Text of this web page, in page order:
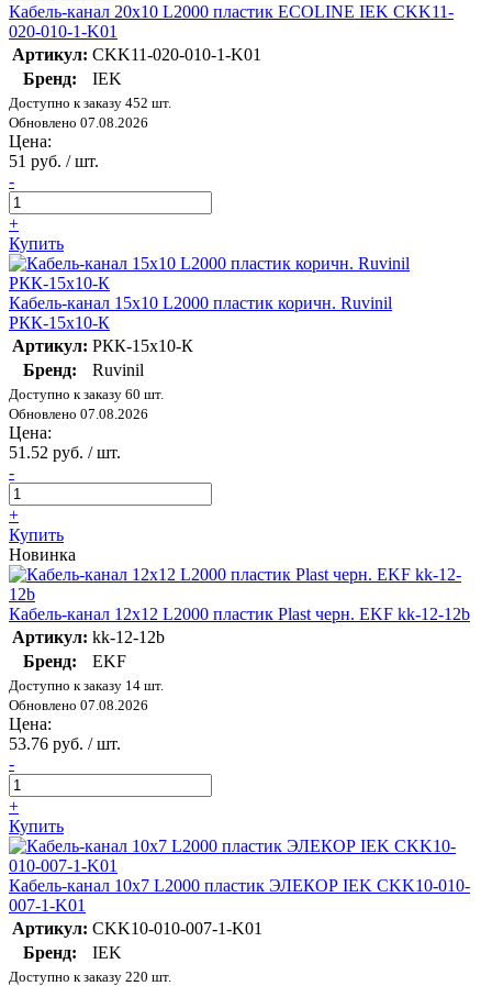
Кабель-канал 20х10 L2000 пластик ECOLINE IEK CKK11-
020-010-1-K01
Артикул: CKK11-020-010-1-K01
Бренд:
IEK
Доступно к заказу 452 шт.
Обновлено 07.08.2026
Цена:
51 руб. / шт.
-
+
Купить
Кабель-канал 15х10 L2000 пластик коричн. Ruvinil
РКК-15х10-К
Артикул: РКК-15х10-К
Бренд:
Ruvinil
Доступно к заказу 60 шт.
Обновлено 07.08.2026
Цена:
51.52 руб. / шт.
-
+
Купить
Новинка
Кабель-канал 12х12 L2000 пластик Plast черн. EKF kk-12-12b
Артикул: kk-12-12b
Бренд:
EKF
Доступно к заказу 14 шт.
Обновлено 07.08.2026
Цена:
53.76 руб. / шт.
-
+
Купить
Кабель-канал 10х7 L2000 пластик ЭЛЕКОР IEK CKK10-010-
007-1-K01
Артикул: CKK10-010-007-1-K01
Бренд:
IEK
Доступно к заказу 220 шт.